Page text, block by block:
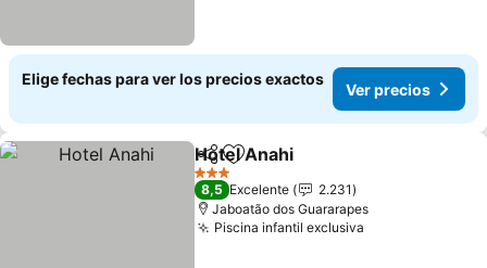
Elige fechas para ver los precios exactos
Ver precios
CompartirAgregar a favoritos
Hotel Anahi
3 Estrellas
8,5 Excelente
2.231
Jaboatão dos Guararapes
Piscina infantil exclusiva